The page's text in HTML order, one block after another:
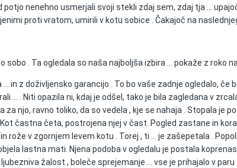
nenehno usmerjali svoji stekli zdaj sem, zdaj tja ...
proti vratom, umirili v kotu sobice . Čakajoč na
. Ta ogledala so naša najboljša izbira … pokaže z roko
in z doživljensko garancijo . To bo vaše zadnje ogledalo,
… . Niti opazila ni, kdaj je odšel, tako je bila zagledana v
njo, ravno toliko, da so vedela , kje se nahaja . Stopala je
častna četa, postrojena njej v čast. Pogled zastane in
v zgornjem levem kotu . Torej , ti … je zašepetala .
lastna mati. Njena podoba v ogledalu je postala
žalost , boleče sprejemanje … vse je prihajalo v